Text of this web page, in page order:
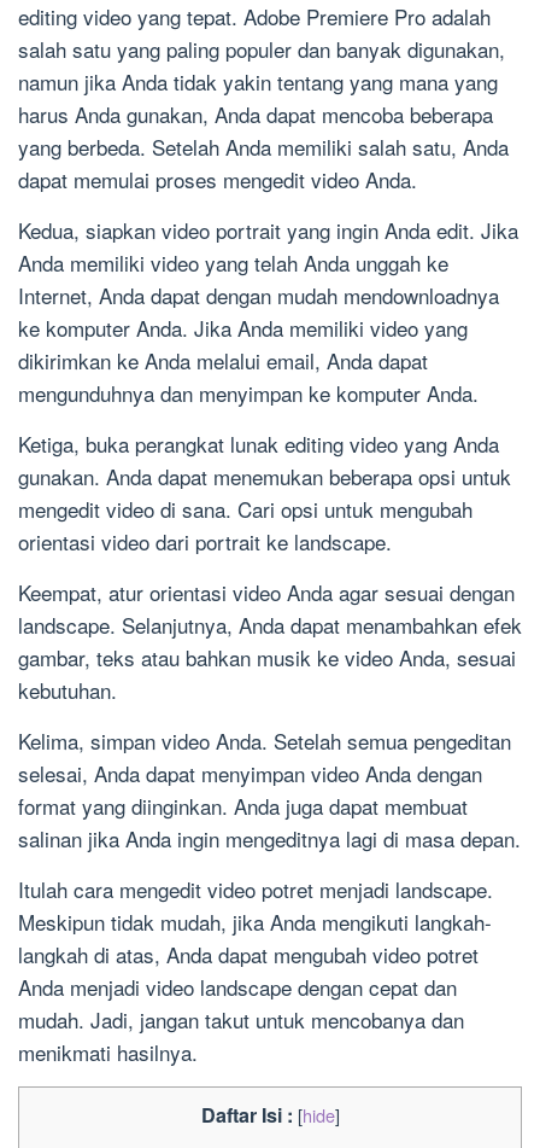
editing video yang tepat. Adobe Premiere Pro adalah
salah satu yang paling populer dan banyak digunakan,
namun jika Anda tidak yakin tentang yang mana yang
harus Anda gunakan, Anda dapat mencoba beberapa
yang berbeda. Setelah Anda memiliki salah satu, Anda
dapat memulai proses mengedit video Anda.
Kedua, siapkan video portrait yang ingin Anda edit. Jika
Anda memiliki video yang telah Anda unggah ke
Internet, Anda dapat dengan mudah mendownloadnya
ke komputer Anda. Jika Anda memiliki video yang
dikirimkan ke Anda melalui email, Anda dapat
mengunduhnya dan menyimpan ke komputer Anda.
Ketiga, buka perangkat lunak editing video yang Anda
gunakan. Anda dapat menemukan beberapa opsi untuk
mengedit video di sana. Cari opsi untuk mengubah
orientasi video dari portrait ke landscape.
Keempat, atur orientasi video Anda agar sesuai dengan
landscape. Selanjutnya, Anda dapat menambahkan efek
gambar, teks atau bahkan musik ke video Anda, sesuai
kebutuhan.
Kelima, simpan video Anda. Setelah semua pengeditan
selesai, Anda dapat menyimpan video Anda dengan
format yang diinginkan. Anda juga dapat membuat
salinan jika Anda ingin mengeditnya lagi di masa depan.
Itulah cara mengedit video potret menjadi landscape.
Meskipun tidak mudah, jika Anda mengikuti langkah-
langkah di atas, Anda dapat mengubah video potret
Anda menjadi video landscape dengan cepat dan
mudah. Jadi, jangan takut untuk mencobanya dan
menikmati hasilnya.
Daftar Isi : [hide]